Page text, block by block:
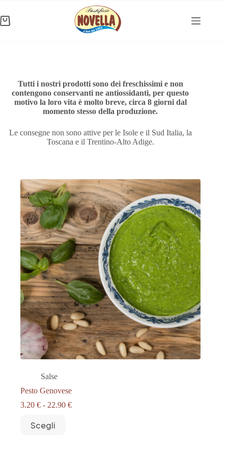
contenuto
Carrello
Tutti i nostri prodotti sono dei freschissimi e non
contengono conservanti ne antiossidanti, per questo
motivo la loro vita è molto breve, circa 8 giorni dal
momento stesso della produzione.
Le consegne non sono attive per le Isole e il Sud Italia, la
Toscana e il Trentino-Alto Adige.
Salse
Pesto Genovese
3.20 € - 22.90 €Fascia
Scegli
prodotto